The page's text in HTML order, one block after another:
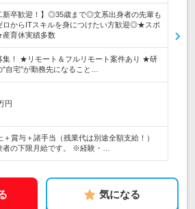
新卒歓迎！】◎35歳まで◎文系出身者の先輩も
ロからITスキルを身につけたい方歓迎◎★スポ
育休実績多数
集！ ★リモート＆フルリモート案件あり ★研
"自宅"が勤務先になること…
円
＋賞与＋諸手当（残業代は別途全額支給！）
の下限月給です。 ※経験・…
気になる